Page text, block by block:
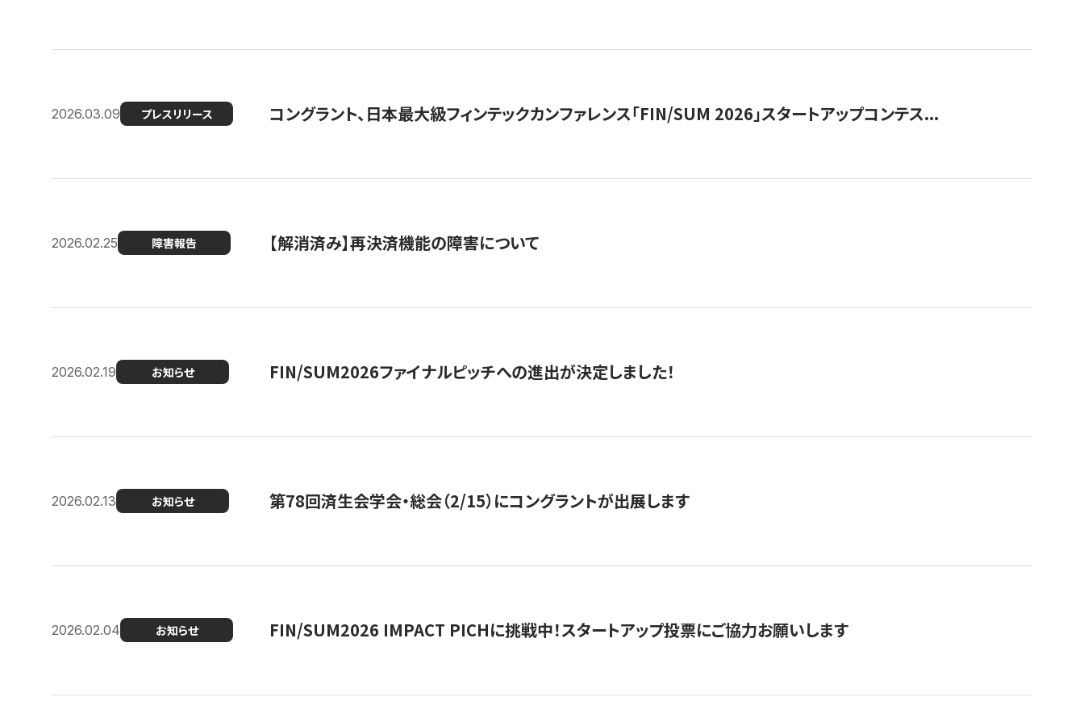
2026.03.09 プレスリリース コングラント、日本最大級フィンテックカンファレンス「FIN/SUM 2026」スタートアップコンテス...
2026.02.25 障害報告 【解消済み】再決済機能の障害について
2026.02.19 お知らせ FIN/SUM2026ファイナルピッチへの進出が決定しました！
2026.02.13 お知らせ 第78回済生会学会・総会（2/15）にコングラントが出展します
2026.02.04 お知らせ FIN/SUM2026 IMPACT PICHに挑戦中！スタートアップ投票にご協力お願いします